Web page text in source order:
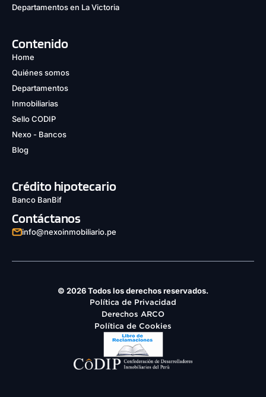
Departamentos en La Victoria
Contenido
Home
Quiénes somos
Departamentos
Inmobiliarias
Sello CODIP
Nexo - Bancos
Blog
Crédito hipotecario
Banco BanBif
Contáctanos
info@nexoinmobiliario.pe
© 2026 Todos los derechos reservados.
Política de Privacidad
Derechos ARCO
Política de Cookies